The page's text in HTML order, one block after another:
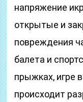
напряжение
открытые и
повреждения
балета и
прыжках, игре
происходит